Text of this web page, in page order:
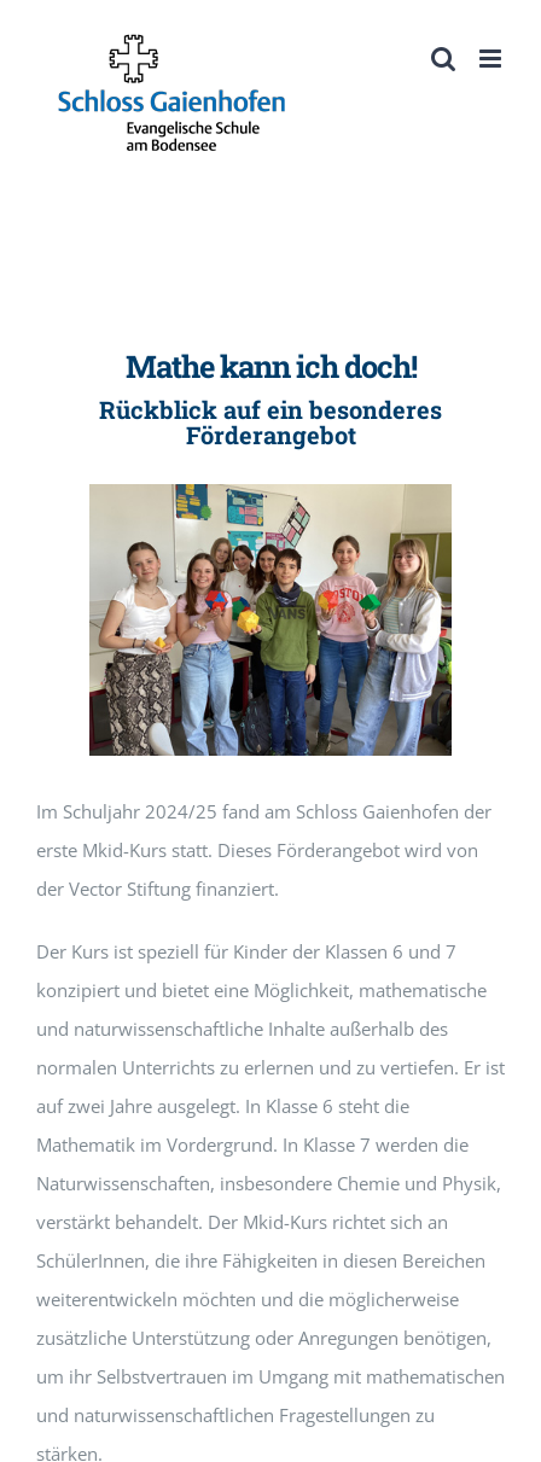
Werkzeugleiste öffnen
springen
Mathe kann ich doch!
Rückblick auf ein besonderes
Förderangebot
Im Schuljahr 2024/25 fand am Schloss Gaienhofen der
erste Mkid-Kurs statt. Dieses Förderangebot wird von
der Vector Stiftung finanziert.
Der Kurs ist speziell für Kinder der Klassen 6 und 7
konzipiert und bietet eine Möglichkeit, mathematische
und naturwissenschaftliche Inhalte außerhalb des
normalen Unterrichts zu erlernen und zu vertiefen. Er ist
auf zwei Jahre ausgelegt. In Klasse 6 steht die
Mathematik im Vordergrund. In Klasse 7 werden die
Naturwissenschaften, insbesondere Chemie und Physik,
verstärkt behandelt. Der Mkid-Kurs richtet sich an
SchülerInnen, die ihre Fähigkeiten in diesen Bereichen
weiterentwickeln möchten und die möglicherweise
zusätzliche Unterstützung oder Anregungen benötigen,
um ihr Selbstvertrauen im Umgang mit mathematischen
und naturwissenschaftlichen Fragestellungen zu
stärken.